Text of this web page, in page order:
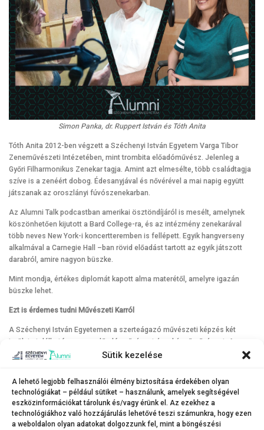
Sütik kezelése
A lehető legjobb felhasználói élmény biztosítása érdekében olyan
technológiákat – például sütiket – használunk, amelyek segítségével
eszközinformációkat tárolunk és/vagy érünk el. Az ezekhez a
technológiákhoz való hozzájárulás lehetővé teszi számunkra, hogy ezen
a weboldalon olyan adatokat dolgozzunk fel, mint a böngészési
Simon Panka, dr. Ruppert István és Tóth Anita
Tóth Anita 2012-ben végzett a Széchenyi István Egyetem Varga Tibor
Zeneművészeti Intézetében, mint trombita előadóművész. Jelenleg a
Győri Filharmonikus Zenekar tagja. Amint azt elmesélte, több családtagja
szíve is a zenéért dobog. Édesanyjával és nővérével a mai napig együtt
játszanak az oroszlányi fúvószenekarban.
Az Alumni Talk podcastban amerikai ösztöndíjáról is mesélt, amelynek
köszönhetően kijutott a Bard College-ra, és az intézmény zenekarával
több neves New York-i koncertteremben is fellépett. Egyik hangverseny
alkalmával a Carnegie Hall –ban rövid előadást tartott az egyik játszott
darabról, amire nagyon büszke.
Mint mondja, értékes diplomát kapott alma materétől, amelyre igazán
büszke lehet.
Ezt is érdemes tudni Művészeti Karról
A Széchenyi István Egyetemen a szerteágazó művészeti képzés két
területe található meg, az előadó-művészet és a képzőművészet. Az
intézményben a hagyományos zenekari- és kamaramuzsikus, valamint
formatervezés és a tervezőgrafika iránt érdeklődők számára kínálnak BA
és MA szintű képzéseket. Nemzetközi hírű művésztanárok, tapasztalt
oktatók és fiatal tehetségek vezetésével a művészeti szakokon folyó
oktatás egyszerre több vetületében képviseli mindazt, amit a művészet
ma a világban megtestesít.